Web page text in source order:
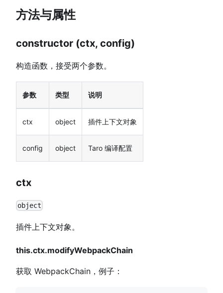
方法与属性
constructor (ctx, config)
构造函数，接受两个参数。
参数 类型 说明
ctx object 插件上下文对象
config object Taro 编译配置
ctx
object
插件上下文对象。
this.ctx.modifyWebpackChain
获取 WebpackChain，例子：